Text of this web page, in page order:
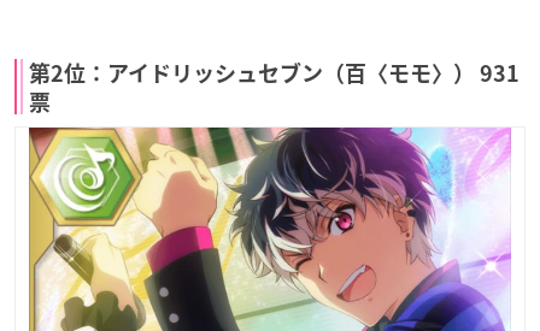
第2位：アイドリッシュセブン（百〈モモ〉） 931
票